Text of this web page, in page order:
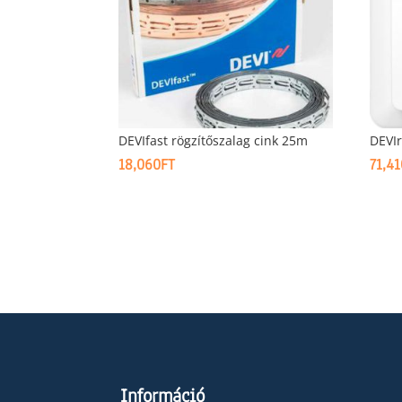
DEVIfast rögzítőszalag cink 25m
18,060FT
Információ